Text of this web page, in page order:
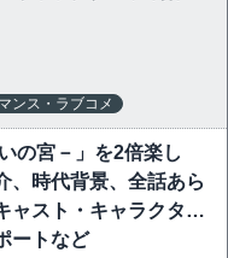
ンス・ラブコメ
の宮－」を2倍楽し
、時代背景、全話あら
ャスト・キャラクタ
ートなど